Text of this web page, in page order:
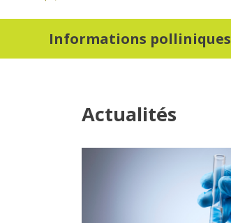
vers la page d'accueil
Informations polliniques
Actualités